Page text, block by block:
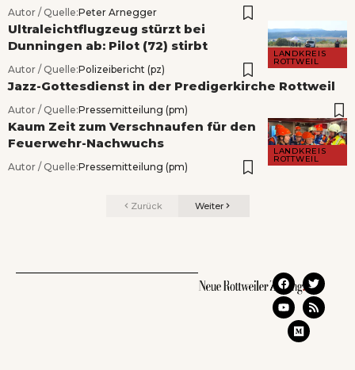
Autor / Quelle:Peter Arnegger
LANDKREIS
ROTTWEIL
Ultraleichtflugzeug stürzt bei
Dunningen ab: Pilot (72) stirbt
Autor / Quelle:Polizeibericht (pz)
Jazz-Gottesdienst in der Predigerkirche Rottweil
Autor / Quelle:Pressemitteilung (pm)
LANDKREIS
ROTTWEIL
Kaum Zeit zum Verschnaufen für den
Feuerwehr-Nachwuchs
Autor / Quelle:Pressemitteilung (pm)
Zurück Weiter